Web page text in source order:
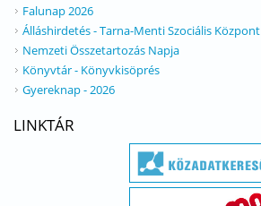
Falunap 2026
Álláshirdetés - Tarna-Menti Szociális Központ
Nemzeti Összetartozás Napja
Könyvtár - Könyvkisöprés
Gyereknap - 2026
LINKTÁR